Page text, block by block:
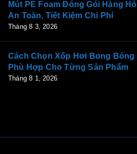
Mút PE Foam Đóng Gói Hàng
An Toàn, Tiết Kiệm Chi Phí
Tháng 8 3, 2026
Cách Chọn Xốp Hơi Bong Bóng
Phù Hợp Cho Từng Sản Phẩm
Tháng 8 1, 2026